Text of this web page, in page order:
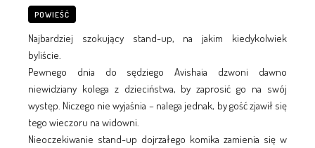
POWIEŚĆ
Najbardziej szokujący stand-up, na jakim kiedykolwiek
byliście.
Pewnego dnia do sędziego Avishaia dzwoni dawno
niewidziany kolega z dzieciństwa, by zaprosić go na swój
występ. Niczego nie wyjaśnia – nalega jednak, by gość zjawił się
tego wieczoru na widowni.
Nieoczekiwanie stand-up dojrzałego komika zamienia się w